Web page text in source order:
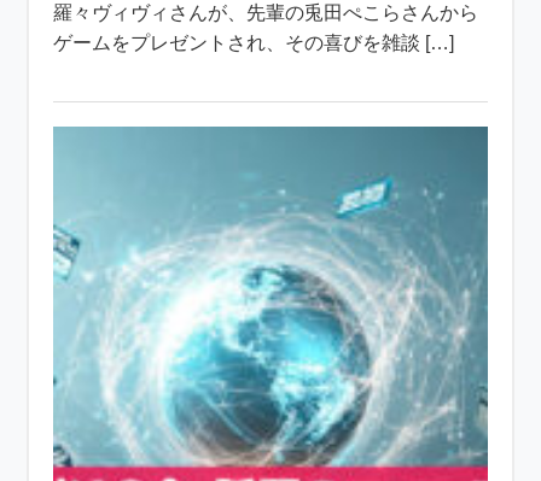
羅々ヴィヴィさんが、先輩の兎田ぺこらさんから
ゲームをプレゼントされ、その喜びを雑談 […]